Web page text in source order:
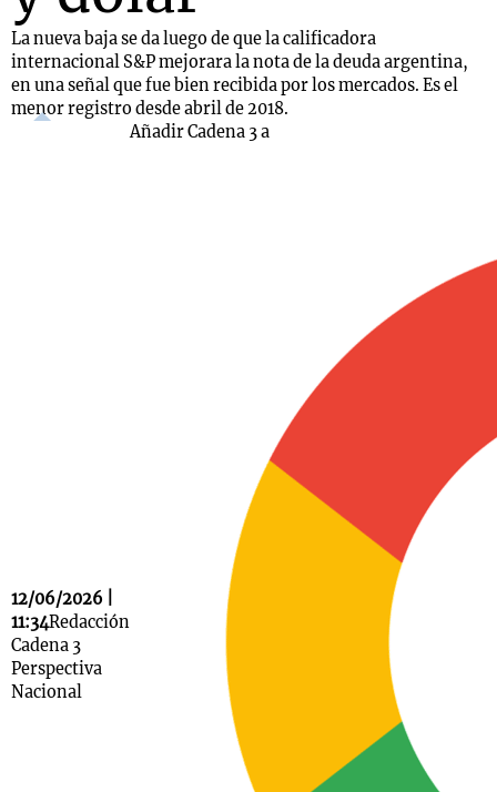
La nueva baja se da luego de que la calificadora
internacional S&P mejorara la nota de la deuda argentina,
en una señal que fue bien recibida por los mercados. Es el
menor registro desde abril de 2018.
12/06/2026 |
11:34Redacción
Cadena 3
Perspectiva
Nacional
Añadir Cadena 3 a
Mundial 2026
La Sole en
Cadena 3